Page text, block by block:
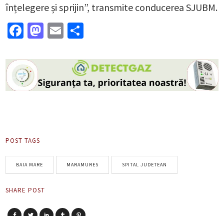
înțelegere și sprijin”, transmite conducerea SJUBM.
Facebook
Mastodon
Email
POST TAGS
BAIA MARE MARAMURES SPITAL JUDETEAN
SHARE POST